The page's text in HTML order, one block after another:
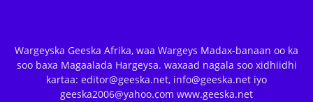
Wargeyska Geeska Afrika, waa Wargeys Madax-banaan oo ka
soo baxa Magaalada Hargeysa. waxaad nagala soo xidhiidhi
kartaa: editor@geeska.net, info@geeska.net iyo
geeska2006@yahoo.com www.geeska.net